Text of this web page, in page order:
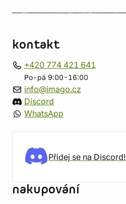
kontakt
+420 774 421 641
Po-pá 9:00-16:00
info@imago.cz
Discord
WhatsApp
Přidej se na Discord!
nakupování